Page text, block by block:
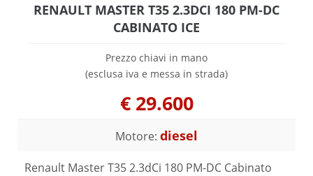
RENAULT MASTER T35 2.3DCI 180 PM-DC
CABINATO ICE
Prezzo chiavi in mano
(esclusa iva e messa in strada)
€ 29.600
Motore: diesel
Renault Master T35 2.3dCi 180 PM-DC Cabinato